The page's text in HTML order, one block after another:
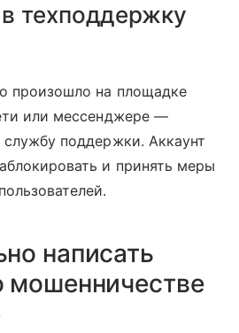
техподдержку
произошло на площадке
или мессенджере —
поддержки. Аккаунт
и принять меры
написать
мошенничестве